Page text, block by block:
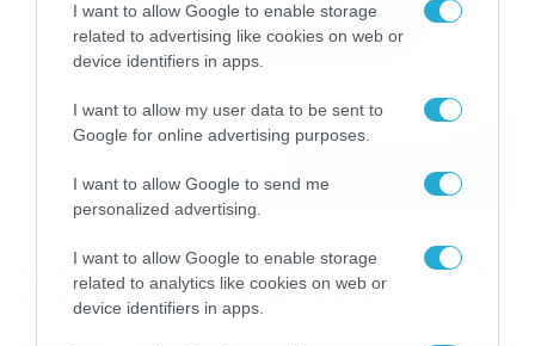
I want to allow Google to enable storage
related to advertising like cookies on web or
device identifiers in apps.
I want to allow my user data to be sent to
Google for online advertising purposes.
I want to allow Google to send me
personalized advertising.
I want to allow Google to enable storage
related to analytics like cookies on web or
device identifiers in apps.
Ανακοινώθηκε! Αυτός θα παρουσιάζει το
κεντρικό δελτίο ειδήσεων στην ΕΡΤ